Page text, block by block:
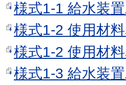
様式1-1 給水装
様式1-2 使用材
様式1-2 使用材
様式1-3 給水装